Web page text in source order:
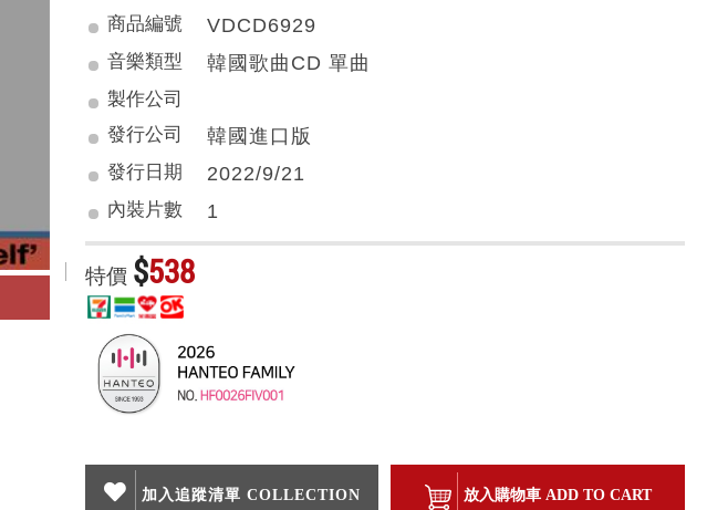
商品編號 VDCD6929
音樂類型 韓國歌曲CD 單曲
製作公司
發行公司
韓國進口版
發行日期 2022/9/21
內裝片數 1
特價 $538
加入追蹤清單 COLLECTION 放入購物車 ADD TO CART